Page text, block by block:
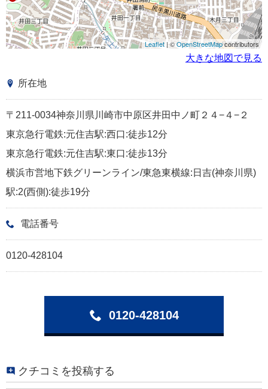
Leaflet| ©OpenStreetMapcontributors
大きな地図で見る
所在地
〒211-0034神奈川県川崎市中原区井田中ノ町２４−４−２
東京急行電鉄:元住吉駅:西口:徒歩12分
東京急行電鉄:元住吉駅:東口:徒歩13分
横浜市営地下鉄グリーンライン/東急東横線:日吉(神奈川県)
駅:2(西側):徒歩19分
電話番号
0120-428104
0120-428104
クチコミを投稿する